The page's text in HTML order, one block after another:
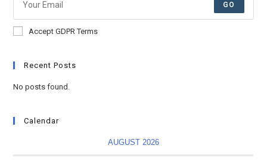
GO
Accept GDPR Terms
Recent Posts
No posts found.
Calendar
AUGUST 2026